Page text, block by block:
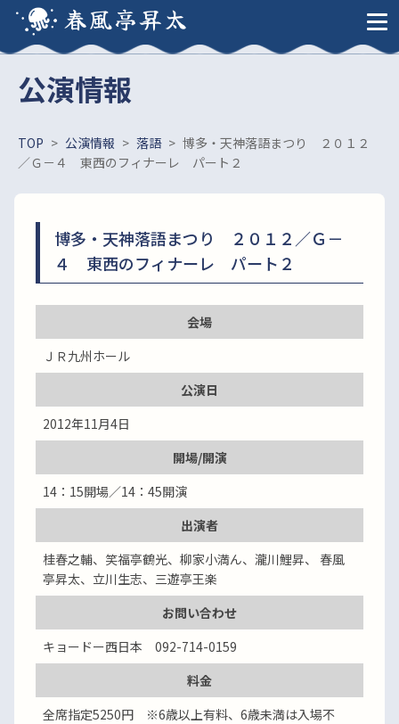
春風亭昇太
公演情報
TOP > 公演情報 > 落語 > 博多・天神落語まつり ２０１２
／Ｇ－４ 東西のフィナーレ パート２
博多・天神落語まつり ２０１２／Ｇ－
４ 東西のフィナーレ パート２
会場
ＪＲ九州ホール
公演日
2012年11月4日
開場/開演
14：15開場／14：45開演
出演者
桂春之輔、笑福亭鶴光、柳家小満ん、瀧川鯉昇、 春風
亭昇太、立川生志、三遊亭王楽
お問い合わせ
キョードー西日本 092-714-0159
料金
全席指定5250円 ※6歳以上有料、6歳未満は入場不